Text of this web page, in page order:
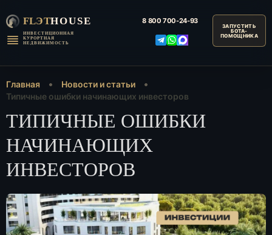
FLЭTHOUSE
ИНВЕСТИЦИОННАЯ
КУРОРТНАЯ
НЕДВИЖИМОСТЬ
8 800 700-24-93
Главная
Новости и статьи
Типичные ошибки начинающих инвесторов
ТИПИЧНЫЕ ОШИБКИ
НАЧИНАЮЩИХ
ИНВЕСТОРОВ